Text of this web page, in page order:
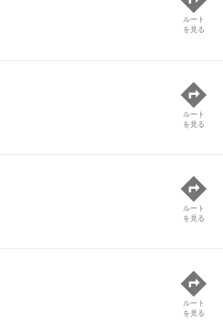
ルート
を見る
ルート
を見る
ルート
を見る
ルート
を見る